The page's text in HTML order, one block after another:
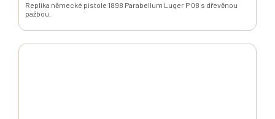
Replika německé pistole 1898 Parabellum Luger P 08 s dřevěnou
pažbou.